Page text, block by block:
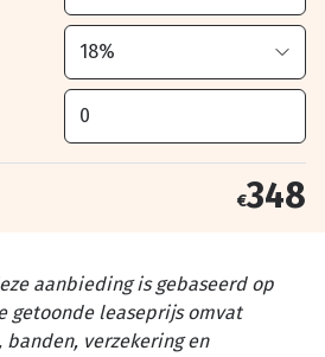
€348
aanbieding is gebaseerd op
getoonde leaseprijs omvat
verzekering en